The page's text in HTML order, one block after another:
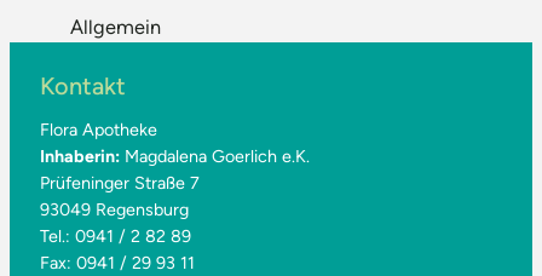
Allgemein
Kontakt
Flora Apotheke
Inhaberin: Magdalena Goerlich e.K.
Prüfeninger Straße 7
93049 Regensburg
Tel.: 0941 / 2 82 89
Fax: 0941 / 29 93 11